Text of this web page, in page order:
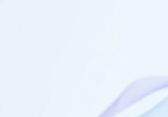
「AWS Marketplace CPPO」を通じ
煩雑な契約手続きや支払いを代行・一
ビジネスに集中できる環境を構築します